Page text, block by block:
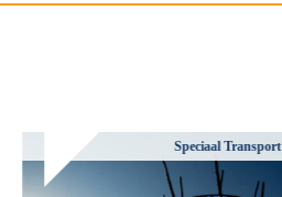
Speciaal Transport